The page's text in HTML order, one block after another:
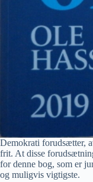
Demokrati forudsætter,
frit. At disse
for denne bog, som er
og muligvis vigtigste.